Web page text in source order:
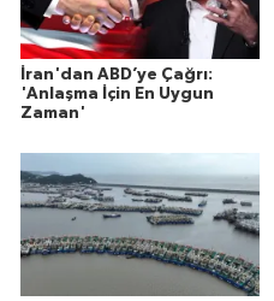
İran'dan ABD’ye Çağrı:
'Anlaşma İçin En Uygun
Zaman'